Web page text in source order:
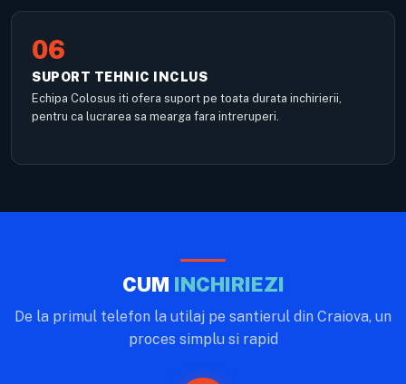
06
SUPORT TEHNIC INCLUS
Echipa Colosus iti ofera suport pe toata durata inchirierii,
pentru ca lucrarea sa mearga fara intreruperi.
CUM INCHIRIEZI
De la primul telefon la utilaj pe santierul din Craiova, un
proces simplu si rapid